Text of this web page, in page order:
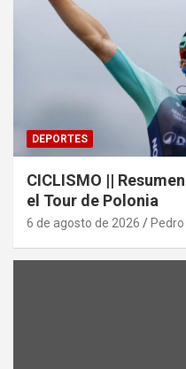
DEPORTES
CICLISMO ||
el Tour de Polonia
6 de agosto de 2026